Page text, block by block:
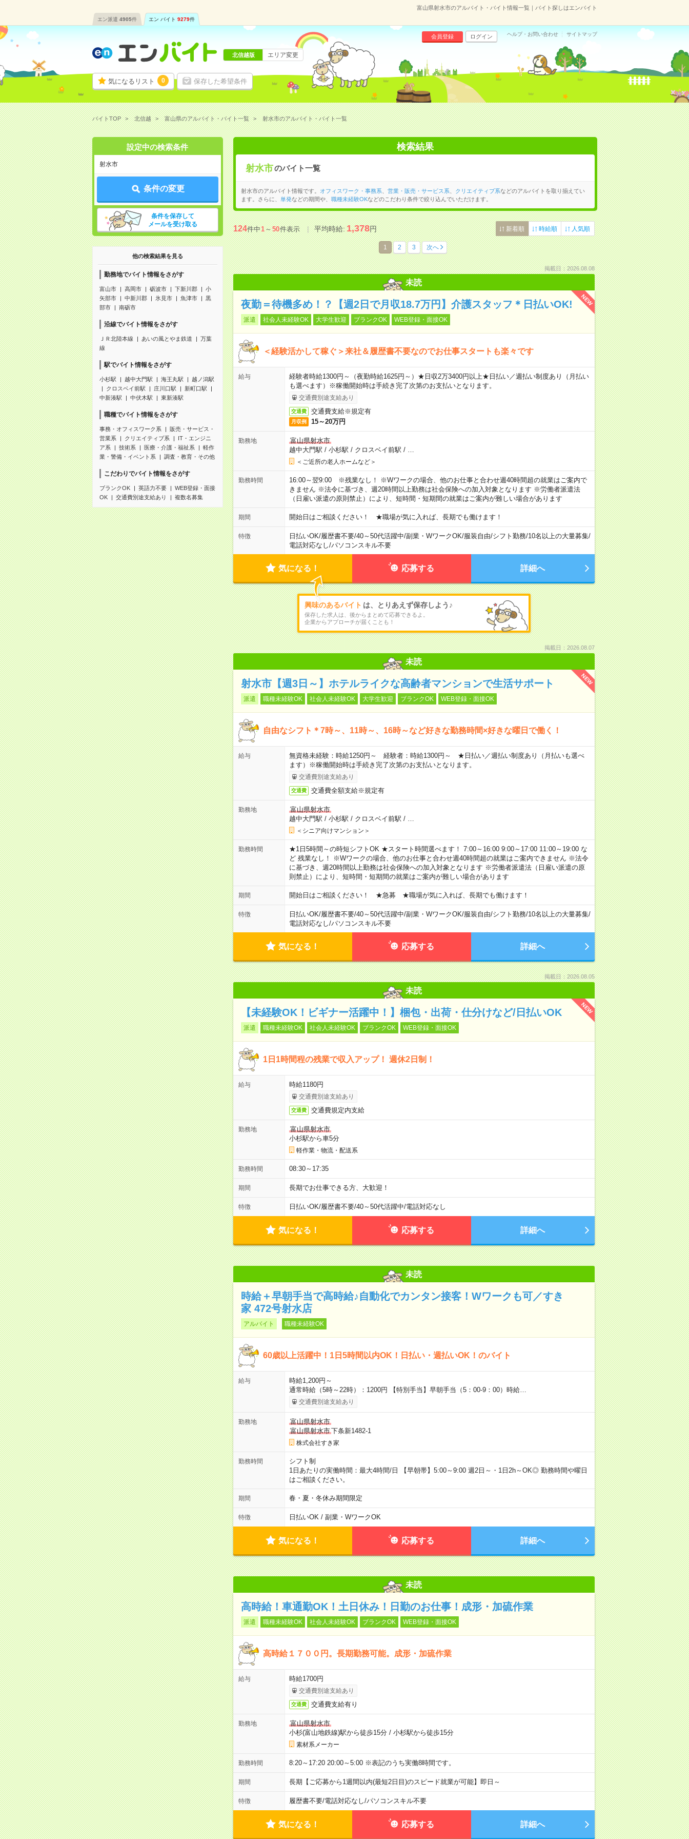
富山県射水市のアルバイト・バイト情報一覧｜バイト探しはエンバイト
エン派遣 4905件 エン バイト 9279件
気になるリスト 0 保存した希望条件
会員登録 ログイン ヘルプ・お問い合わせ サイトマップ
北信越版 エリア変更
バイトTOP 北信越 富山県のアルバイト・バイト一覧 射水市のアルバイト・バイト一覧
設定中の検索条件
射水市
条件の変更
条件を保存して
メールを受け取る
他の検索結果を見る
勤務地でバイト情報をさがす
富山市 高岡市 砺波市 下新川郡
小
矢部市
中新川郡 氷見市 魚津市
黒
部市
南砺市
沿線でバイト情報をさがす
ＪＲ北陸本線 あいの風とやま鉄道
万葉
線
駅でバイト情報をさがす
小杉駅 越中大門駅 海王丸駅
越ノ潟駅
クロスベイ前駅
庄川口駅
新町口駅
中新湊駅
中伏木駅 東新湊駅
職種でバイト情報をさがす
事務・オフィスワーク系
販売・サービス・
営業系
クリエイティブ系
IT・エンジニ
ア系
技術系 医療・介護・福祉系
軽作
業・警備・イベント系
調査・教育・その他
こだわりでバイト情報をさがす
ブランクOK 英語力不要
WEB登録・面接
OK
交通費別途支給あり 複数名募集
検索結果
射水市のバイト一覧
射水市のアルバイト情報です。 オフィスワーク・事務系 営業・販売・サービス系 クリエイティブ系などのアルバイトを取り揃えてい
ます。さらに、
単発などの期間や、 職種未経験OKなどのこだわり条件で絞り込んでいただけます。
124件中1～50件表示 平均時給:1,378円 新着順 時給順 人気順
1 2 3 次へ
掲載日：2026.08.08
未読
NEW
夜勤＝待機多め！？【週2日で月収18.7万円】介護スタッフ＊日払いOK!
派遣 社会人未経験OK 大学生歓迎 ブランクOK WEB登録・面接OK
＜経験活かして稼ぐ＞来社＆履歴書不要なのでお仕事スタートも楽々です
給与
経験者時給1300円～（夜勤時給1625円～）★日収2万3400円以上★日払い／週払い制度あり（月払い
も選べます）※稼働開始時は手続き完了次第のお支払いとなります。
交通費別途支給あり
交通費 交通費支給※規定有
月収例 15～20万円
勤務地
富山県射水市
越中大門駅 / 小杉駅 / クロスベイ前駅 /
＜ご近所の老人ホームなど＞
勤務時間
16:00～翌9:00 ※残業なし！ ※Wワークの場合、他のお仕事と合わせ週40時間超の就業はご案内で
きません ※法令に基づき、週20時間以上勤務は社会保険への加入対象となります ※労働者派遣法
（日雇い派遣の原則禁止）により、短時間・短期間の就業はご案内が難しい場合があります
期間 開始日はご相談ください！ ★職場が気に入れば、長期でも働けます！
特徴 日払いOK/履歴書不要/40～50代活躍中/副業・WワークOK/服装自由/シフト勤務/10名以上の大量募集/
電話対応なし/パソコンスキル不要
気になる！ 応募する 詳細へ
興味のあるバイト は、とりあえず保存しよう♪
保存した求人は、後からまとめて応募できるよ。
企業からアプローチが届くことも！
掲載日：2026.08.07
未読
NEW
射水市【週3日～】ホテルライクな高齢者マンションで生活サポート
派遣 職種未経験OK 社会人未経験OK 大学生歓迎 ブランクOK WEB登録・面接OK
自由なシフト＊7時～、11時～、16時～など好きな勤務時間×好きな曜日で働く！
給与
無資格未経験：時給1250円～ 経験者：時給1300円～ ★日払い／週払い制度あり（月払いも選べ
ます）※稼働開始時は手続き完了次第のお支払いとなります。
交通費別途支給あり
交通費 交通費全額支給※規定有
勤務地
富山県射水市
越中大門駅 / 小杉駅 / クロスベイ前駅 /
＜シニア向けマンション＞
勤務時間
★1日5時間～の時短シフトOK ★スタート時間選べます！ 7:00～16:00 9:00～17:00 11:00～19:00 な
ど 残業なし！ ※Wワークの場合、他のお仕事と合わせ週40時間超の就業はご案内できません ※法令
に基づき、週20時間以上勤務は社会保険への加入対象となります ※労働者派遣法（日雇い派遣の原
則禁止）により、短時間・短期間の就業はご案内が難しい場合があります
期間 開始日はご相談ください！ ★急募 ★職場が気に入れば、長期でも働けます！
特徴 日払いOK/履歴書不要/40～50代活躍中/副業・WワークOK/服装自由/シフト勤務/10名以上の大量募集/
電話対応なし/パソコンスキル不要
気になる！ 応募する 詳細へ
掲載日：2026.08.05
未読
NEW
【未経験OK！ビギナー活躍中！】梱包・出荷・仕分けなど/日払いOK
派遣 職種未経験OK 社会人未経験OK ブランクOK WEB登録・面接OK
1日1時間程の残業で収入アップ！ 週休2日制！
給与 時給1180円
交通費別途支給あり
交通費 交通費規定内支給
勤務地
富山県射水市
小杉駅から車5分
軽作業・物流・配送系
勤務時間 08:30～17:35
期間 長期でお仕事できる方、大歓迎！
特徴 日払いOK/履歴書不要/40～50代活躍中/電話対応なし
気になる！ 応募する 詳細へ
未読
時給＋早朝手当で高時給♪自動化でカンタン接客！Wワークも可／すき
家 472号射水店
アルバイト 職種未経験OK
60歳以上活躍中！1日5時間以内OK！日払い・週払いOK！のバイト
給与
時給1,200円～
通常時給（5時～22時）：1200円 【特別手当】早朝手当（5：00-9：00）時給…
交通費別途支給あり
勤務地
富山県射水市
富山県射水市下条新1482-1
株式会社すき家
勤務時間
シフト制
1日あたりの実働時間：最大4時間/日 【早朝帯】5:00～9:00 週2日～・1日2h～OK◎ 勤務時間や曜日
はご相談ください。
期間 春・夏・冬休み期間限定
特徴 日払いOK / 副業・WワークOK
気になる！ 応募する 詳細へ
未読
高時給！車通勤OK！土日休み！日勤のお仕事！成形・加硫作業
派遣 職種未経験OK 社会人未経験OK ブランクOK WEB登録・面接OK
高時給１７００円。長期勤務可能。成形・加硫作業
給与 時給1700円
交通費別途支給あり
交通費 交通費支給有り
勤務地
富山県射水市
小杉(富山地鉄線)駅から徒歩15分/ 小杉駅から徒歩15分
素材系メーカー
勤務時間 8:20～17:20 20:00～5:00 ※表記のうち実働8時間です。
期間 長期【ご応募から1週間以内(最短2日目)のスピード就業が可能】即日～
特徴 履歴書不要/電話対応なし/パソコンスキル不要
気になる！ 応募する 詳細へ